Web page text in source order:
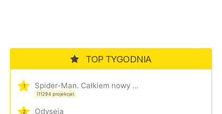
TOP TYGODNIA
1 Spider-Man. Całkiem nowy dzień
(11294 projekcje)
2 Odyseja